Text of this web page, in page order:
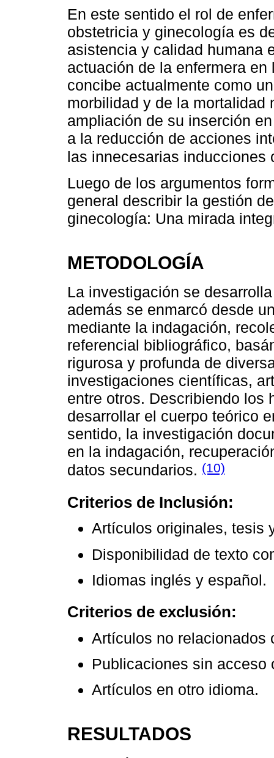
En este sentido el rol de
obstetricia y ginecología es
asistencia y calidad humana
actuación de la enfermera
concibe actualmente como
morbilidad y de la mortalidad
ampliación de su inserción
a la reducción de acciones
las innecesarias
Luego de los argumentos
general describir la gestión
ginecología: Una mirada
METODOLOGÍA
La investigación se
además se enmarcó desde
mediante la indagación,
referencial bibliográfico,
rigurosa y profunda de
investigaciones científicas,
entre otros. Describiendo los
desarrollar el cuerpo teórico
sentido, la investigación
en la indagación,
datos secundarios. (10)
Criterios de Inclusión:
Artículos originales, tesis
Disponibilidad de texto
Idiomas inglés y español.
Criterios de exclusión:
Artículos no relacionados
Publicaciones sin acceso
Artículos en otro idioma.
RESULTADOS